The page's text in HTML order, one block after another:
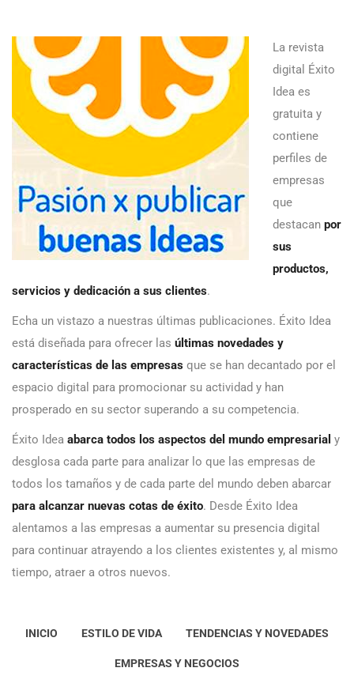
La revista
digital Éxito
Idea es
gratuita y
contiene
perfiles de
empresas
que
destacan por
sus
productos,
servicios y dedicación a sus clientes.
Echa un vistazo a nuestras últimas publicaciones. Éxito Idea
está diseñada para ofrecer las últimas novedades y
características de las empresas que se han decantado por el
espacio digital para promocionar su actividad y han
prosperado en su sector superando a su competencia.
Éxito Idea abarca todos los aspectos del mundo empresarial y
desglosa cada parte para analizar lo que las empresas de
todos los tamaños y de cada parte del mundo deben abarcar
para alcanzar nuevas cotas de éxito. Desde Éxito Idea
alentamos a las empresas a aumentar su presencia digital
para continuar atrayendo a los clientes existentes y, al mismo
tiempo, atraer a otros nuevos.
INICIO ESTILO DE VIDA TENDENCIAS Y NOVEDADES
EMPRESAS Y NEGOCIOS